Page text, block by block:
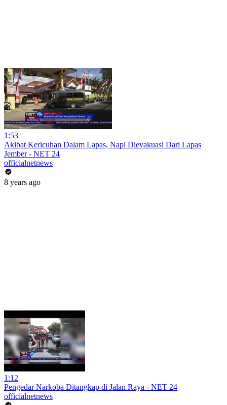
1:53
Akibat Kericuhan Dalam Lapas, Napi Dievakuasi Dari Lapas
Jember - NET 24
officialnetnews
8 years ago
1:12
Pengedar Narkoba Ditangkap di Jalan Raya - NET 24
officialnetnews